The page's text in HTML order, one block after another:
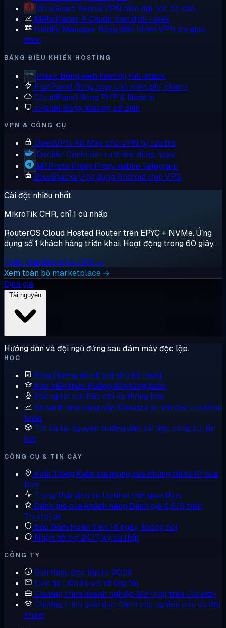
WireGuard Kernel VPN hiện đại, tốc độ cao
MetaTrader 4 Chuẩn giao dịch Forex
Hiddify Manager Bảng điều khiển VPN đa giao
thức
BẢNG ĐIỀU KHIỂN HOSTING
Plesk Bảng web hosting full-stack
FastPanel Bảng máy chủ miễn phí, nhanh
CloudPanel Bảng PHP & Node.js
cPanel Bảng hosting cổ điển
VPN & CÔNG CỤ
OpenVPN AS Máy chủ VPN tự lưu trữ
Docker Container runtime, dùng ngay
MTProto Proxy Proxy native Telegram
BlueStacks Ứng dụng Android trên VPS
Cài đặt nhiều nhất
MikroTik CHR, chỉ 1 cú nhấp
RouterOS Cloud Hosted Router trên EPYC + NVMe. Ứng
dụng số 1 khách hàng triển khai. Hoạt động trong 60 giây.
Triển khai MikroTik CHR →
Xem toàn bộ marketplace →
Định giá
Hướng dẫn và đội ngũ đứng sau đám mây độc lập.
HỌC
Blog Hướng dẫn & ghi chú kỹ thuật
Kho kiến thức Hướng dẫn từng bước
Phòng tin tức Báo chí và thông báo
So sánh nhà cung cấp Cloudzy so với các lựa chọn
khác
Tất cả tài nguyên Hướng dẫn, tài liệu, công cụ, tin
tức
CÔNG CỤ & TIN CẬY
Kính Tròng Kiểm tra mạng của chúng tôi từ IP của
bạn
Trạng thái dịch vụ Uptime thời gian thực
Đánh giá của khách hàng Đánh giá 4,6/5 trên
Trustpilot
Bảo Đảm Hoàn Tiền 14 ngày, không hỏi
Nhận hỗ trợ 24/7, kỹ sư thật
CÔNG TY
Giới thiệu Độc lập từ 2008
Liên hệ Liên hệ với chúng tôi
Chương trình doanh nghiệp Mở rộng trên Cloudzy
Chương trình giáo dục Dành cho nghiên cứu và đội
nhóm